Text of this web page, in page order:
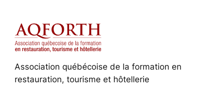
Association québécoise de la formation en
restauration, tourisme et hôtellerie